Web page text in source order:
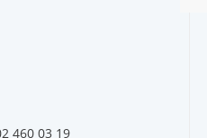
460 03 19